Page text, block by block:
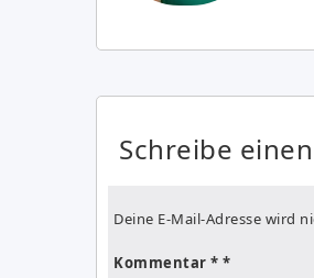
Schreibe
Deine E-Mail-Adresse wird
Kommentar *